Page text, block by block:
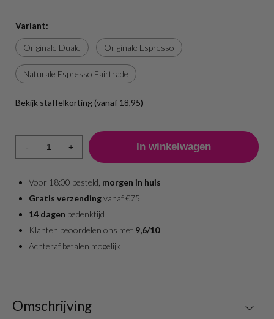
Variant:
Originale Duale Originale Espresso
Naturale Espresso Fairtrade
Bekijk staffelkorting (vanaf 18,95)
1 - 7
8 +
18,95
- +
Voor 18:00 besteld, morgen in huis
Gratis verzendingvanaf €75
14 dagen bedenktijd
Klanten beoordelen ons met 9,6/10
Achteraf betalen mogelijk
Omschrijving